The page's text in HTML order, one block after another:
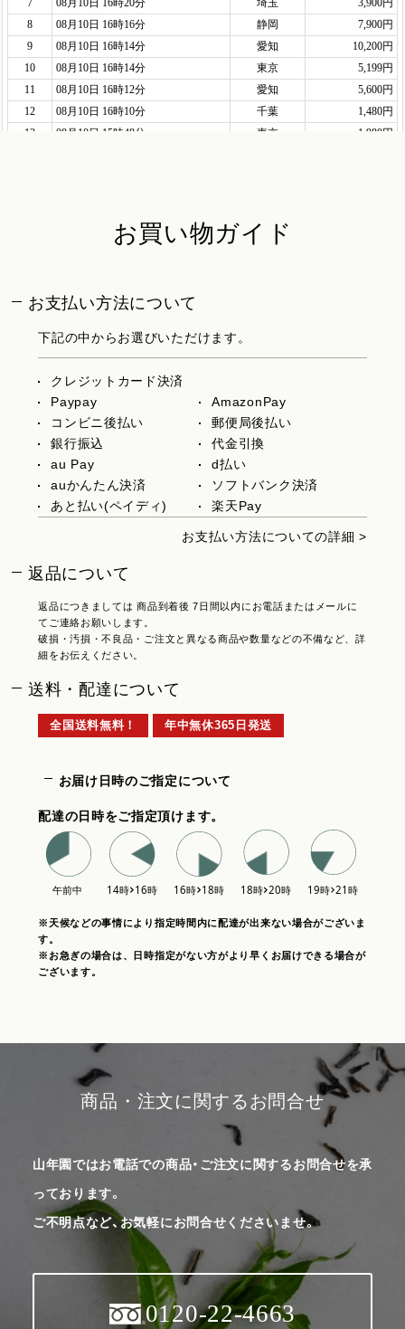
お買い物ガイド
お支払い方法について
下記の中からお選びいただけます。
クレジットカード決済
Paypay
AmazonPay
コンビニ後払い
郵便局後払い
銀行振込
代金引換
au Pay
d払い
auかんたん決済
ソフトバンク決済
あと払い(ペイディ)
楽天Pay
お支払い方法についての詳細 >
返品について
返品につきましては 商品到着後 7日間以内にお電話またはメールに
てご連絡お願いします。
破損・汚損・不良品・ご注文と異なる商品や数量などの不備など、詳
細をお伝えください。
送料・配達について
全国送料無料！ 年中無休365日発送
お届け日時のご指定について
配達の日時をご指定頂けます。
※天候などの事情により指定時間内に配達が出来ない場合がございま
す。
※お急ぎの場合は、日時指定がない方がより早くお届けできる場合が
ございます。
商品・注文に関するお問合せ
山年園ではお電話での商品・ご注文に関するお問合せを承
っております。
ご不明点など、お気軽にお問合せくださいませ。
0120-22-4663